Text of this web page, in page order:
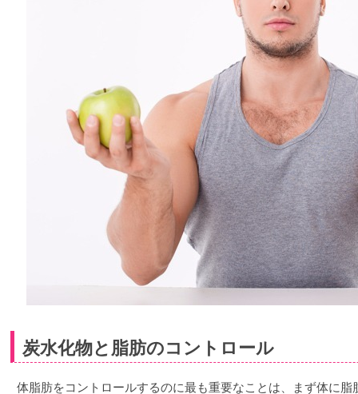
炭水化物と脂肪のコントロール
体脂肪をコントロールするのに最も重要なことは、まず体に